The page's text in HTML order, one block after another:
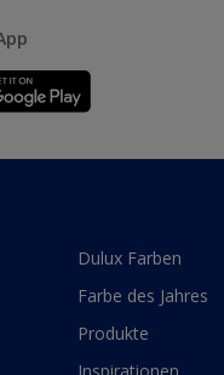
Dulux Farben
Farbe des Jahres
Produkte